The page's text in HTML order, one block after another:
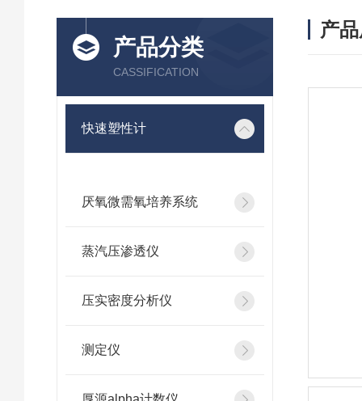
产品分类
CASSIFICATION
快速塑性计
厌氧微需氧培养系统
蒸汽压渗透仪
压实密度分析仪
测定仪
产